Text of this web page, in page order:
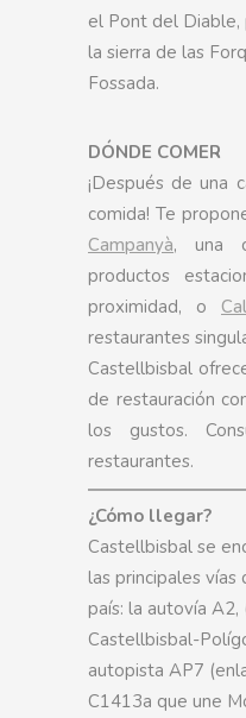
el Pont del Diable,
la sierra de las
Fossada.
DÓNDE COMER
¡Después de una
comida! Te
Campanyà, una
productos
proximidad, o
restaurantes
Castellbisbal
de restauración
los gustos.
restaurantes.
¿Cómo llegar?
Castellbisbal se
las principales vías
país: la autovía
Castellbisbal-
autopista AP7
C1413a que une